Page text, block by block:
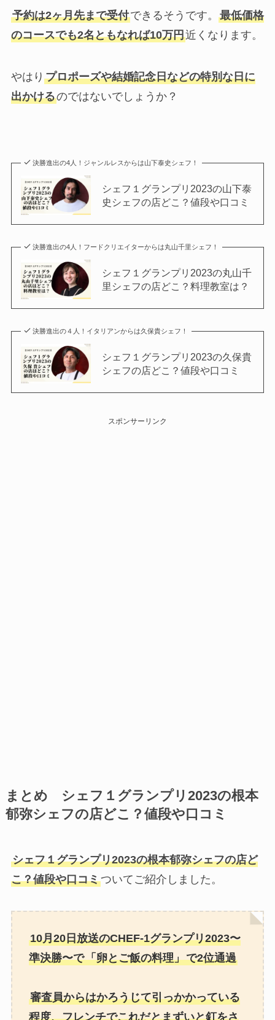
予約は2ヶ月先まで受付できるそうです。 最低価格
のコースでも2名ともなれば10万円近くなります。
やはり プロポーズや結婚記念日などの特別な日に
出かけるのではないでしょうか？
決勝進出の4人！ジャンルレスからは山下泰史シェフ！
シェフ１グランプリ2023の山下泰
史シェフの店どこ？値段や口コミ
決勝進出の4人！フードクリエイターからは丸山千里シェフ！
シェフ１グランプリ2023の丸山千
里シェフの店どこ？料理教室は？
決勝進出の４人！イタリアンからは久保貴シェフ！
シェフ１グランプリ2023の久保貴
シェフの店どこ？値段や口コミ
スポンサーリンク
まとめ シェフ１グランプリ2023の根本
郁弥シェフの店どこ？値段や口コミ
シェフ１グランプリ2023の根本郁弥シェフの店ど
こ？値段や口コミついてご紹介しました。
10月20日放送のCHEF-1グランプリ2023〜
準決勝〜で「卵とご飯の料理」で2位通過
審査員からはかろうじて引っかかっている
程度、フレンチでこれだとまずいと釘をさ